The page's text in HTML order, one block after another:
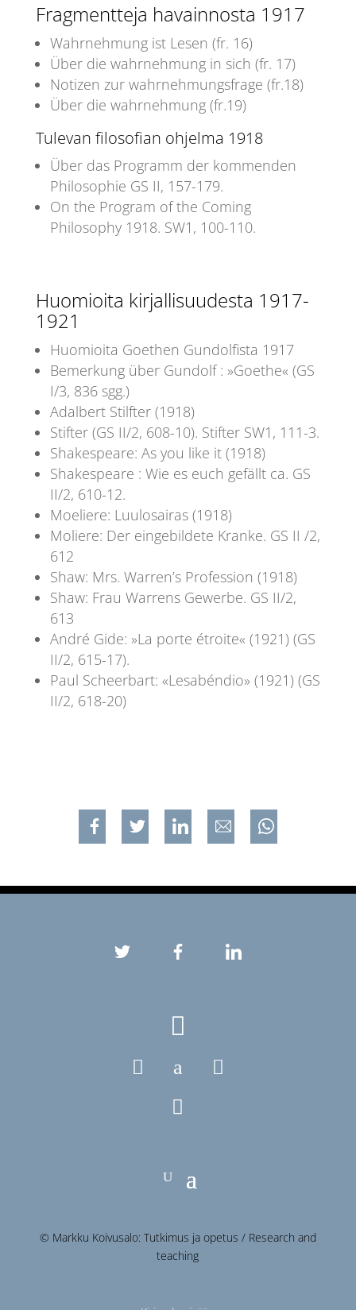
Fragmentteja havainnosta 1917
Wahrnehmung ist Lesen (fr. 16)
Über die wahrnehmung in sich (fr. 17)
Notizen zur wahrnehmungsfrage (fr.18)
Über die wahrnehmung (fr.19)
Tulevan filosofian ohjelma 1918
Über das Programm der kommenden
Philosophie GS II, 157-179.
On the Program of the Coming
Philosophy 1918. SW1, 100-110.
Huomioita kirjallisuudesta 1917-
1921
Huomioita Goethen Gundolfista 1917
Bemerkung über Gundolf : »Goethe« (GS
I/3, 836 sgg.)
Adalbert Stilfter (1918)
Stifter (GS II/2, 608-10). Stifter SW1, 111-3.
Shakespeare: As you like it (1918)
Shakespeare : Wie es euch gefällt ca. GS
II/2, 610-12.
Moeliere: Luulosairas (1918)
Moliere: Der eingebildete Kranke. GS II /2,
612
Shaw: Mrs. Warren’s Profession (1918)
Shaw: Frau Warrens Gewerbe. GS II/2,
613
André Gide: »La porte étroite« (1921) (GS
II/2, 615-17).
Paul Scheerbart: «Lesabéndio» (1921) (GS
II/2, 618-20)
a




© Markku Koivusalo: Tutkimus ja opetus / Research and
teaching